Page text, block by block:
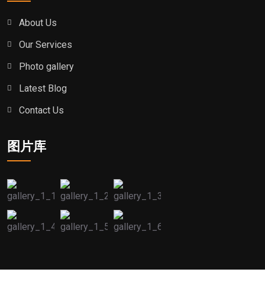
About Us
Our Services
Photo gallery
Latest Blog
Contact Us
图片库